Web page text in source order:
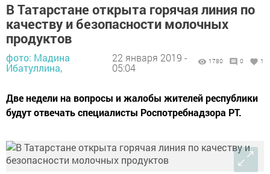
В Татарстане открыта горячая линия по
качеству и безопасности молочных
продуктов
фото: Мадина
Ибатуллина,
22 января 2019 -
05:04
1780 0 1
Две недели на вопросы и жалобы жителей республики
будут отвечать специалисты Роспотребнадзора РТ.